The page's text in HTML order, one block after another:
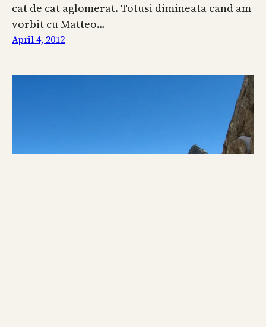
cat de cat aglomerat. Totusi dimineata cand am
vorbit cu Matteo…
April 4, 2012